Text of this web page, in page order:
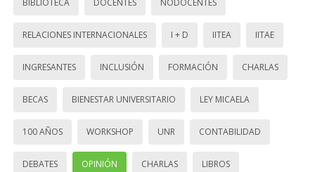
BIBLIOTECA DOCENTES NODOCENTES
RELACIONES INTERNACIONALES I + D IITEA IITAE
INGRESANTES INCLUSIÓN FORMACIÓN CHARLAS
BECAS BIENESTAR UNIVERSITARIO LEY MICAELA
100 AÑOS WORKSHOP UNR CONTABILIDAD
DEBATES OPINIÓN CHARLAS LIBROS